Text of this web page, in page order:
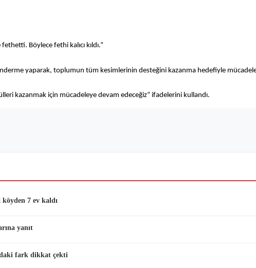
Böylece fethi kalıcı kıldı.”
yaparak, toplumun tüm kesimlerinin desteğini kazanma hedefiyle
kazanmak için mücadeleye devam edeceğiz” ifadelerini kullandı.
7 ev kaldı
yanıt
fark dikkat çekti